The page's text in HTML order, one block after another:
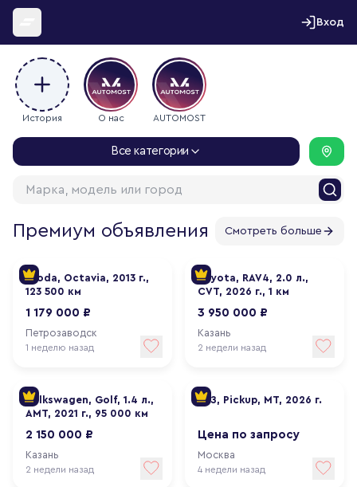
Перейти к содержимому
Вход
История О нас AUTOMOST
Все категории
Премиум объявления Смотреть больше
Skoda, Octavia, 2013 г.,
123 500 км
1 179 000 ₽
Петрозаводск
1 неделю назад
Toyota, RAV4, 2.0 л.,
CVT, 2026 г., 1 км
3 950 000 ₽
Казань
2 недели назад
Volkswagen, Golf, 1.4 л.,
АМТ, 2021 г., 95 000 км
2 150 000 ₽
Казань
2 недели назад
УАЗ, Pickup, МТ, 2026 г.
Цена по запросу
Москва
4 недели назад